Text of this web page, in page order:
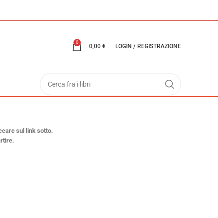
0
0,00 € LOGIN / REGISTRAZIONE
sul link sotto.